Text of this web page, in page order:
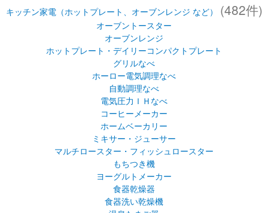
キッチン家電（ホットプレート、オーブンレンジ など） (482件)
オーブントースター
オーブンレンジ
ホットプレート・デイリーコンパクトプレート
グリルなべ
ホーロー電気調理なべ
自動調理なべ
電気圧力ＩＨなべ
コーヒーメーカー
ホームベーカリー
ミキサー・ジューサー
マルチロースター・フィッシュロースター
もちつき機
ヨーグルトメーカー
食器乾燥器
食器洗い乾燥機